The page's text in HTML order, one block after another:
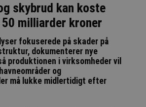
skybrud kan koste
milliarder kroner
fokuserede på skader på
dokumenterer nye
produktionen i virksomheder vil
og
må lukke midlertidigt efter